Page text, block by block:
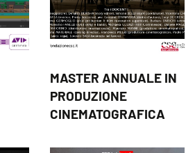
MASTER ANNUALE IN
PRODUZIONE
CINEMATOGRAFICA